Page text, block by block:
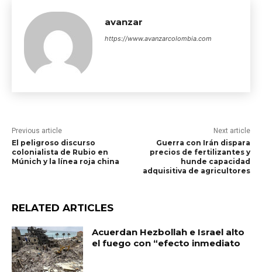
avanzar
https://www.avanzarcolombia.com
Previous article
El peligroso discurso
colonialista de Rubio en
Múnich y la línea roja china
Next article
Guerra con Irán dispara
precios de fertilizantes y
hunde capacidad
adquisitiva de agricultores
RELATED ARTICLES
Acuerdan Hezbollah e Israel alto
el fuego con “efecto inmediato